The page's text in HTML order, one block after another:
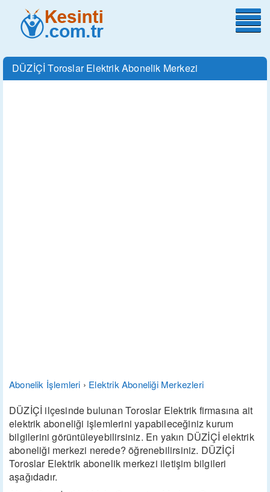
DÜZİÇİ Toroslar Elektrik Abonelik Merkezi
Abonelik İşlemleri › Elektrik Aboneliği Merkezleri
DÜZİÇİ ilçesinde bulunan Toroslar Elektrik firmasına ait
elektrik aboneliği işlemlerini yapabileceğiniz kurum
bilgilerini görüntüleyebilirsiniz. En yakın DÜZİÇİ elektrik
aboneliği merkezi nerede? öğrenebilirsiniz. DÜZİÇİ
Toroslar Elektrik abonelik merkezi iletişim bilgileri
aşağıdadır.